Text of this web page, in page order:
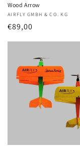
Wood Arrow
Anbieter:
AIRFLY GMBH & CO. KG
Normaler
€89,00